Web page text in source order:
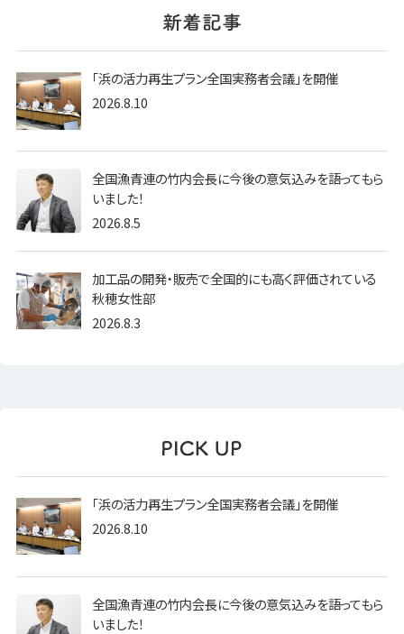
「浜の活力再生プラン全国実務者会議」を開催
2026.8.10
全国漁青連の竹内会長に今後の意気込みを語ってもら
いました！
2026.8.5
加工品の開発・販売で全国的にも高く評価されている
秋穂女性部
2026.8.3
「浜の活力再生プラン全国実務者会議」を開催
2026.8.10
全国漁青連の竹内会長に今後の意気込みを語ってもら
いました！